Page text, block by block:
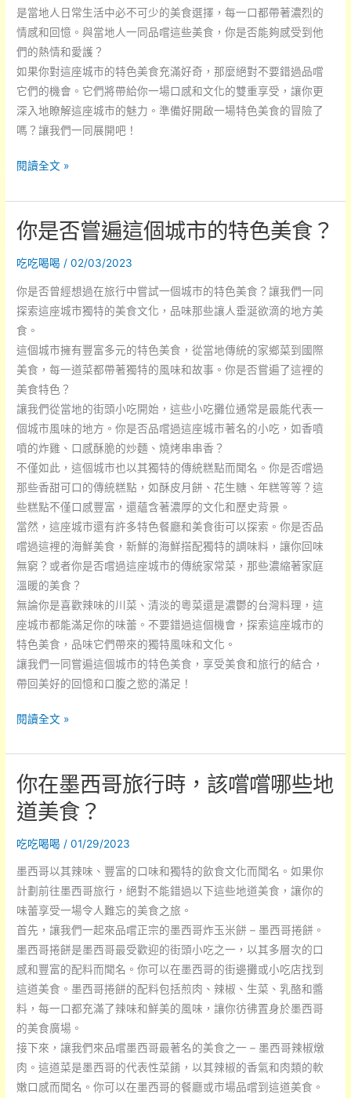
地
中
海
美
食？
是當地人日常生活中必不可少的美食選擇，每一口都帶著濃烈的
情感和回憶。與當地人一同品嚐這些美食，你是否能夠感受到他
們的熱情和愛護？
如果你對這座城市的特色美食充滿好奇，那麼絕對不要錯過品嚐
它們的機會。它們將帶給你一場口感和文化的雙重享受，讓你更
深入地瞭解這座城市的魅力。準備好開啟一場特色美食的冒險了
嗎？讓我們一同展開吧！
你
嚐
過
這
座
閱讀全文 »
你是否嘗遍這個城市的特色美食？
吃吃喝喝 /02/03/2023
你是否曾經想過在旅行中嘗試一個城市的特色美食？讓我們一同
探索這座城市獨特的美食文化，品味那些讓人垂涎欲滴的地方美
食。
這個城市擁有豐富多元的特色美食，從當地傳統的家鄉菜到國際
美食，每一道菜都帶著獨特的風味和故事。你是否嘗遍了這裡的
美食特色？
讓我們從當地的街頭小吃開始，這些小吃攤位通常是最能代表一
個城市風味的地方。你是否品嚐過這座城市著名的小吃，如香噴
噴的炸雞、口感酥脆的炒麵、燒烤串串香？
不僅如此，這個城市也以其獨特的傳統糕點而聞名。你是否嚐過
那些香甜可口的傳統糕點，如酥皮月餅、花生糖、年糕等等？這
些糕點不僅口感豐富，還蘊含著濃厚的文化和歷史背景。
當然，這座城市還有許多特色餐廳和美食街可以探索。你是否品
嚐過這裡的海鮮美食，新鮮的海鮮搭配獨特的調味料，讓你回味
無窮？或者你是否嚐過這座城市的傳統家常菜，那些濃縮著家庭
溫暖的美食？
無論你是喜歡辣味的川菜、清淡的粵菜還是濃鬱的台灣料理，這
座城市都能滿足你的味蕾。不要錯過這個機會，探索這座城市的
特色美食，品味它們帶來的獨特風味和文化。
讓我們一同嘗遍這個城市的特色美食，享受美食和旅行的結合，
帶回美好的回憶和口腹之慾的滿足！
你
否
嘗
遍
這
個
市
的
特
色
美
食？
閱讀全文 »
你在墨西哥旅行時，該嚐嚐哪些地
道美食？
吃吃喝喝 /01/29/2023
墨西哥以其辣味、豐富的口味和獨特的飲食文化而聞名。如果你
計劃前往墨西哥旅行，絕對不能錯過以下這些地道美食，讓你的
味蕾享受一場令人難忘的美食之旅。
首先，讓我們一起來品嚐正宗的墨西哥炸玉米餅 – 墨西哥捲餅。
墨西哥捲餅是墨西哥最受歡迎的街頭小吃之一，以其多層次的口
感和豐富的配料而聞名。你可以在墨西哥的街邊攤或小吃店找到
這道美食。墨西哥捲餅的配料包括煎肉、辣椒、生菜、乳酪和醬
料，每一口都充滿了辣味和鮮美的風味，讓你彷彿置身於墨西哥
的美食廣場。
接下來，讓我們來品嚐墨西哥最著名的美食之一 – 墨西哥辣椒燉
肉。這道菜是墨西哥的代表性菜餚，以其辣椒的香氣和肉類的軟
嫩口感而聞名。你可以在墨西哥的餐廳或市場品嚐到這道美食。